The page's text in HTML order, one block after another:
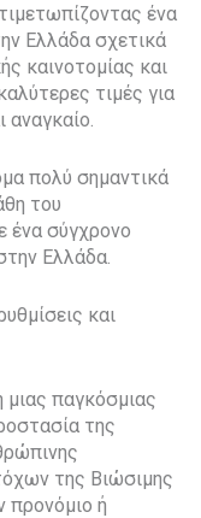
ένα
Ελλάδα σχετικά
καινοτομίας και
τιμές για
πολύ σημαντικά
του
ένα σύγχρονο
Ελλάδα.
και
μιας παγκόσμιας
της
της Βιώσιμης
προνόμιο ή